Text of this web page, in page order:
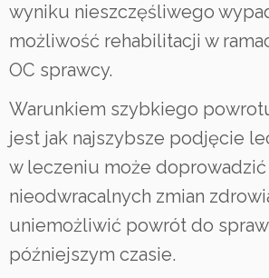
wyniku nieszczęśliwego
możliwość rehabilitacji w
OC sprawcy.
Warunkiem szybkiego
jest jak najszybsze podjęcie
w leczeniu może
nieodwracalnych zmian
uniemożliwić powrót do
późniejszym czasie.